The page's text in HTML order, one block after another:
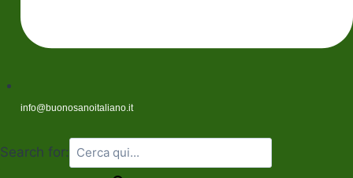
info@buonosanoitaliano.it
Search for: